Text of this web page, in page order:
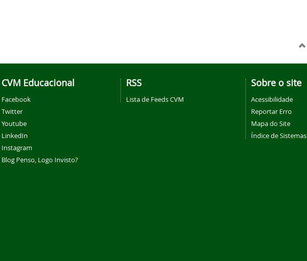
CVM Educacional
Facebook
Twitter
Youtube
LinkedIn
Instagram
Blog Penso, Logo Invisto?
RSS
Lista de Feeds CVM
Sobre o site
Acessibilidade
Reportar Erro
Mapa do Site
Índice de Sistemas